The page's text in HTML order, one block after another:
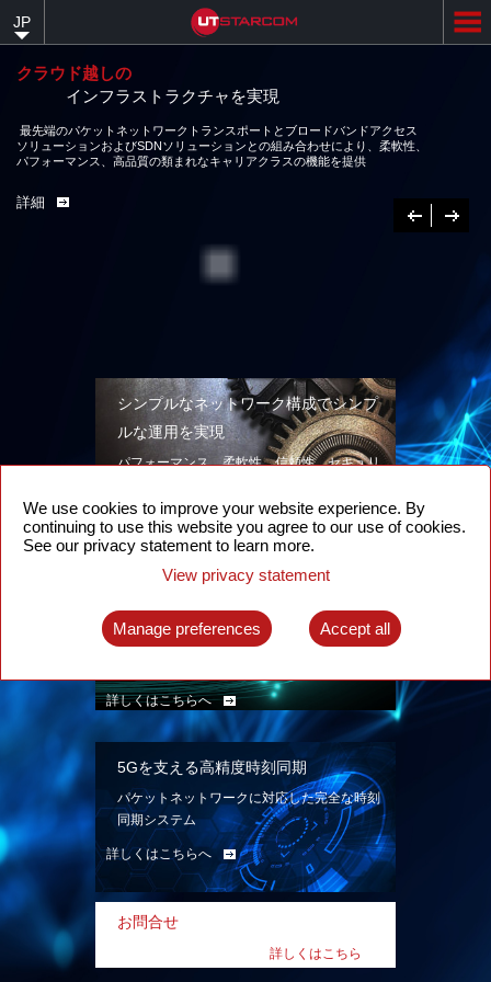
content
JP
クラウド越しの
インフラストラクチャを実現
最先端のパケットネットワークトランスポートとブロードバンドアクセス
ソリューションおよびSDNソリューションとの組み合わせにより、柔軟性、
パフォーマンス、高品質の類まれなキャリアクラスの機能を提供
詳細
Previous
次
へ
シンプルなネットワーク構成でシンプ
ルな運用を実現
パフォーマンス、柔軟性、信頼性、セキュリ
ン。
詳しくはこちらへ
インテリジェント・パケット光ネット
ワーク
先進なSDN対応パケット光ネットワークで、
詳しくはこちらへ
5Gを支える高精度時刻同期
パケットネットワークに対応した完全な時刻
同期システム
詳しくはこちらへ
お問合せ
詳しくはこちら
We use cookies to improve your website experience. By
continuing to use this website you agree to our use of cookies.
See our privacy statement to learn more.
View privacy statement
Manage preferences Accept all